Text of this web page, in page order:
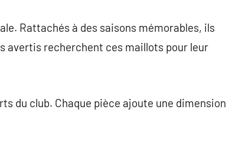
Rattachés à des saisons mémorables, ils
avertis recherchent ces maillots pour leur
du club. Chaque pièce ajoute une dimension